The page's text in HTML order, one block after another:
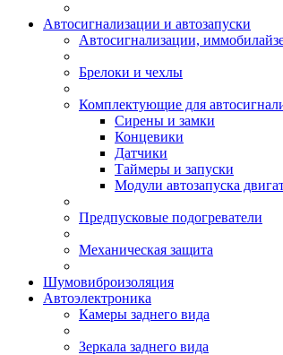
Автосигнализации и автозапуски
Автосигнализации,
Брелоки и чехлы
Комплектующие для
Сирены и замки
Концевики
Датчики
Таймеры и запуски
Модули автозапуска
Предпусковые подогреватели
Механическая защита
Шумовиброизоляция
Автоэлектроника
Камеры заднего вида
Зеркала заднего вида